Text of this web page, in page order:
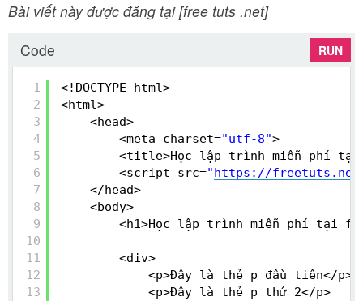
Bài viết này được đăng tại [free tuts .net]
Code
RUN
1
2
3
4
5
6
7
8
9
10
11
12
13
<!DOCTYPE html>
<html>
<head>
<meta charset="utf-8">
<title>Học lập trình miễn phí
<script src="https://
</head>
<body>
<h1>Học lập trình miễn phí tại
<div>
<p>Đây là thẻ p đầu tiên</p>
<p>Đây là thẻ p thứ 2</p>